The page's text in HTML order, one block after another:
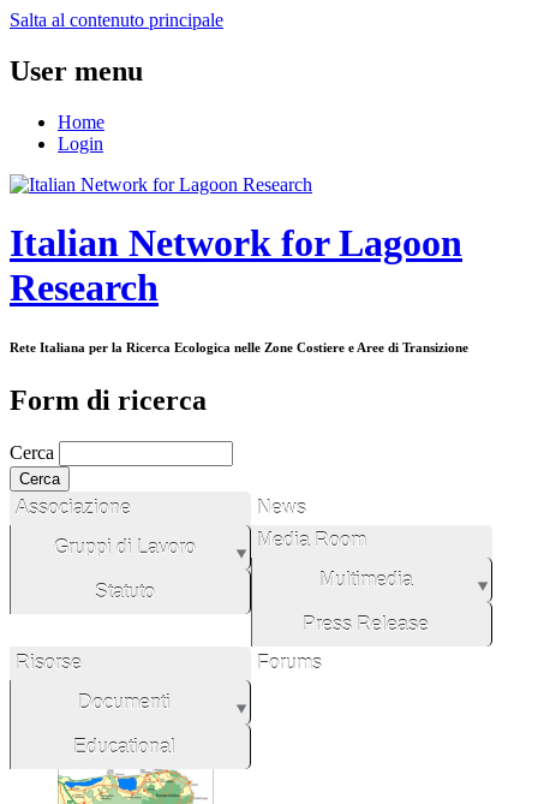
Salta al contenuto principale
User menu
Home
Login
Italian Network for Lagoon
Research
Rete Italiana per la Ricerca Ecologica nelle Zone Costiere e Aree di Transizione
Form di ricerca
Cerca
Associazione
Gruppi di Lavoro
Statuto
News
Media Room
Multimedia
Press Release
Risorse
Documenti
Educational
Forums